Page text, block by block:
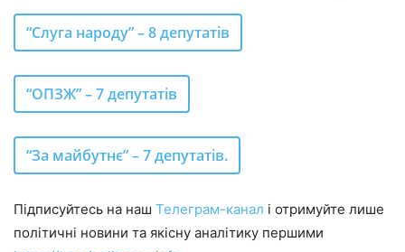
“Слуга народу” – 8 депутатів
“ОПЗЖ” – 7 депутатів
“За майбутнє” – 7 депутатів.
Підписуйтесь на наш Телеграм-канал і отримуйте лише
політичні новини та якісну аналітику першими